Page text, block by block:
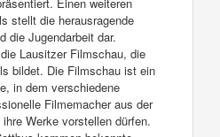
stellt die herausragende
die Jugendarbeit dar.
Lausitzer Filmschau, die
bildet. Die Filmschau ist ein
in dem verschiedene
Filmemacher aus der
Werke vorstellen dürfen.